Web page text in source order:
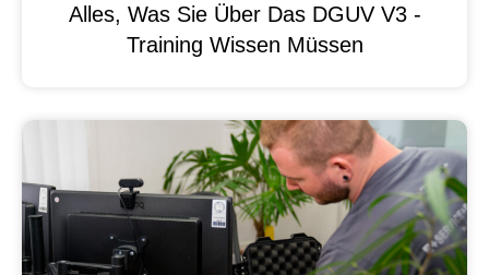
Alles, Was Sie Über Das DGUV V3 -
Training Wissen Müssen